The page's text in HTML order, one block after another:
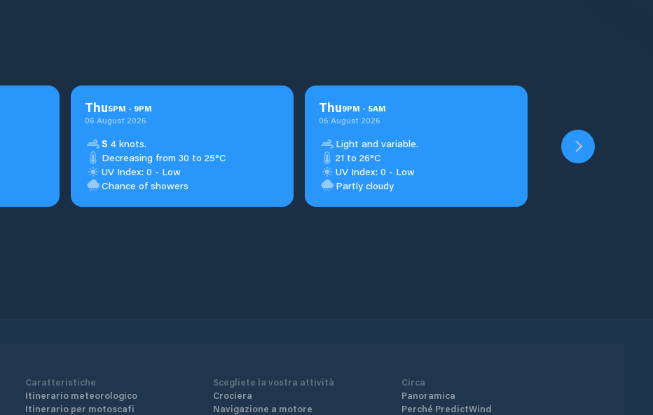
Thu5PM - 9PM
06 August 2026
S 4 knots.
Decreasing from 30 to 25°C
UV Index: 0 - Low
Chance of showers
Thu9PM - 5AM
06 August 2026
Light and variable.
21 to 26°C
UV Index: 0 - Low
Partly cloudy
Caratteristiche
Itinerario meteorologico
Itinerario per motoscafi
Scegliete la vostra attività
Crociera
Navigazione a motore
Circa
Panoramica
Perché PredictWind